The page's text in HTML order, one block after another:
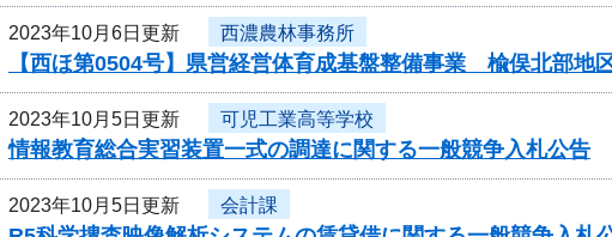
2023年10月6日更新 西濃農林事務所
【西ほ第0504号】県営経営体育成基盤整備事業 楡俣北部
2023年10月5日更新 可児工業高等学校
情報教育総合実習装置一式の調達に関する一般競争入札公告
2023年10月5日更新 会計課